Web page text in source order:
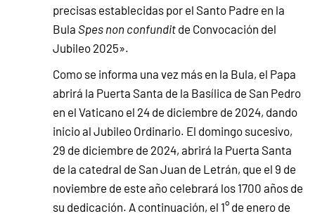
precisas establecidas por el Santo Padre en la
Bula Spes non confunditde Convocación del
Jubileo 2025».
Como se informa una vez más en la Bula, el Papa
abrirá la Puerta Santa de la Basílica de San Pedro
en el Vaticano el 24 de diciembre de 2024, dando
inicio al Jubileo Ordinario. El domingo sucesivo,
29 de diciembre de 2024, abrirá la Puerta Santa
de la catedral de San Juan de Letrán, que el 9 de
noviembre de este año celebrará los 1700 años de
su dedicación. A continuación, el 1° de enero de